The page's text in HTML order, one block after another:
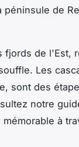
de
fjords de l'Est,
Les
sont des
notre
à